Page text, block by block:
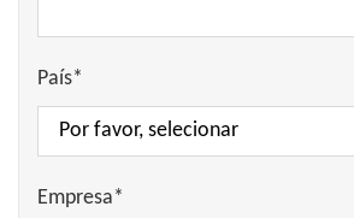
País*
Empresa*